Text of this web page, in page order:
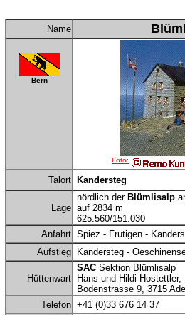
Name
Bern
Foto:
Talort Kandersteg
Lage
nördlich der Blümlisalp
auf 2834 m
625.560/151.030
Anfahrt Spiez - Frutigen -
Aufstieg
Kandersteg -
Hüttenwart
SAC Sektion Blümlisalp
Hans und Hildi Hostettler,
Bodenstrasse 9, 3715
Telefon +41 (0)33 676 14 37